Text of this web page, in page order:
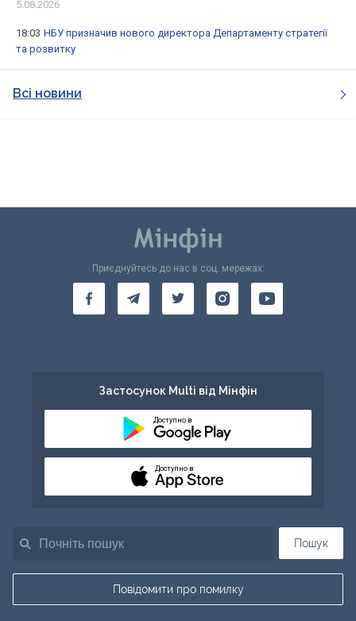
5.08.2026
18:03 НБУ призначив нового директора Департаменту стратегії
та розвитку
Всі новини
Пошук
Повідомити про помилку
Приєднуйтесь до нас в соц. мережах:
Застосунок Multi від Мінфін
Доступно в
Доступно в